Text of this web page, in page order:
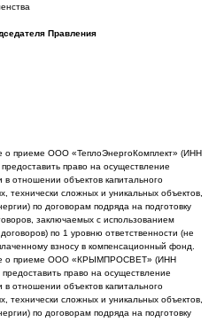
Правления
о приеме ООО «ТеплоЭнергоКомплект» (ИНН
право на осуществление
в отношении объектов капитального
технически сложных и уникальных объектов,
по договорам подряда на подготовку
заключаемых с использованием
по 1 уровню ответственности (не
взносу в компенсационный фонд.
о приеме ООО «КРЫМПРОСВЕТ» (ИНН
право на осуществление
в отношении объектов капитального
технически сложных и уникальных объектов,
по договорам подряда на подготовку